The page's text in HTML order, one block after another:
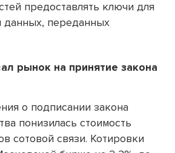
предоставлять ключи для
данных, переданных
рынок на принятие закона
о подписании закона
понизилась стоимость
сотовой связи. Котировки